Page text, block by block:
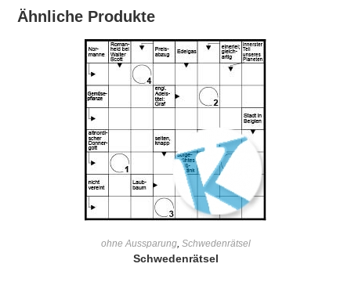
Ähnliche Produkte
ohne Aussparung, Schwedenrätsel
Schwedenrätsel